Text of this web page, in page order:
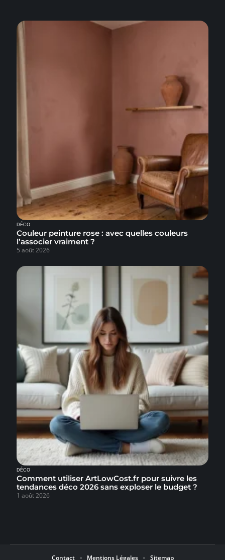
DÉCO
Couleur peinture rose : avec quelles couleurs
l’associer vraiment ?
5 août 2026
DÉCO
Comment utiliser ArtLowCost.fr pour suivre les
tendances déco 2026 sans exploser le budget ?
1 août 2026
Contact Mentions Légales Sitemap